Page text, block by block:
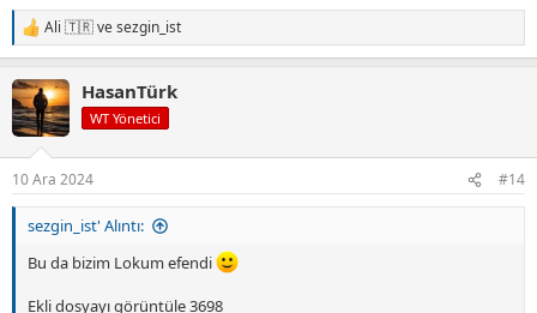
T
e
k
i
l
:
Ali 🇹🇷vesezgin_ist
HasanTürk
WT Yönetici
10 Ara 2024 #14
sezgin_ist' Alıntı:
Bu da bizim Lokum efendi
Ekli dosyayı görüntüle 3698